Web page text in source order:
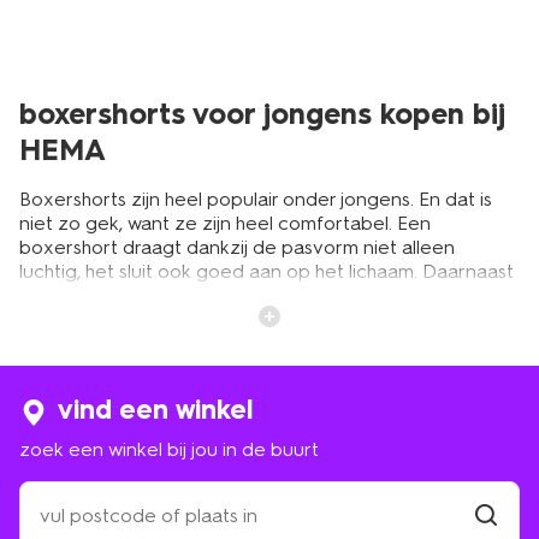
boxershorts voor jongens kopen bij
HEMA
Boxershorts zijn heel populair onder jongens. En dat is
niet zo gek, want ze zijn heel comfortabel. Een
boxershort draagt dankzij de pasvorm niet alleen
luchtig, het sluit ook goed aan op het lichaam. Daarnaast
levensduur. Ook is de juiste maat en een goede stretch
HEMA hebben we daar allemaal aan gedacht. Beginnen
in? Dan is het tijd voor een nieuwe voorraad. Bij HEMA
kies je uit een gevarieerd assortiment boxers voor
jongens. Koop je meerdere boxers tegelijk? Neem een
multipack. Kan je zoon weer even vooruit. Vergeet ook
niet om even bij dejongenshemden
te kijken. Daarmee
vind een winkel
zoek een winkel bij jou in de buurt
zoek
een